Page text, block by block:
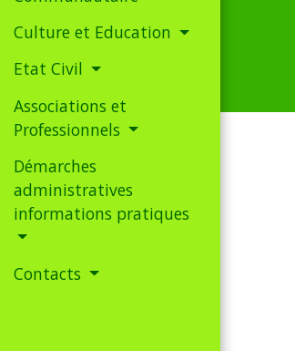
Culture et Education
Etat Civil
Associations et
Professionnels
Démarches
administratives
informations pratiques
Contacts